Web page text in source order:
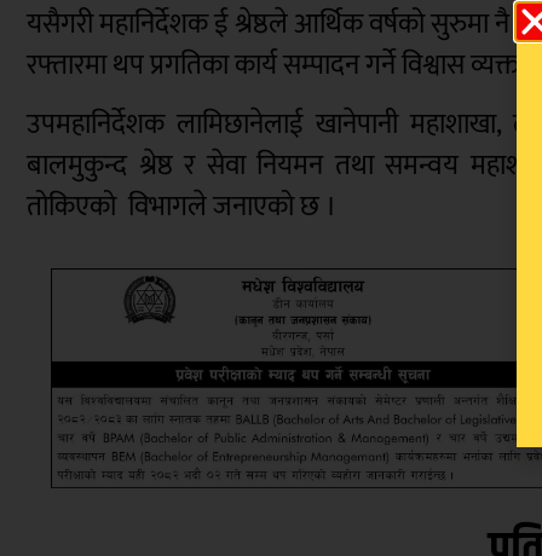
यसैगरी महानिर्देशक ई श्रेष्ठले आर्थिक वर्षको सुरुमा नै
रफ्तारमा थप प्रगतिका कार्य सम्पादन गर्ने विश्वास व्यक्त
उपमहानिर्देशक लामिछानेलाई खानेपानी
बालमुकुन्द श्रेष्ठ र सेवा नियमन तथा समन्वय
तोकिएको विभागले जनाएको छ ।